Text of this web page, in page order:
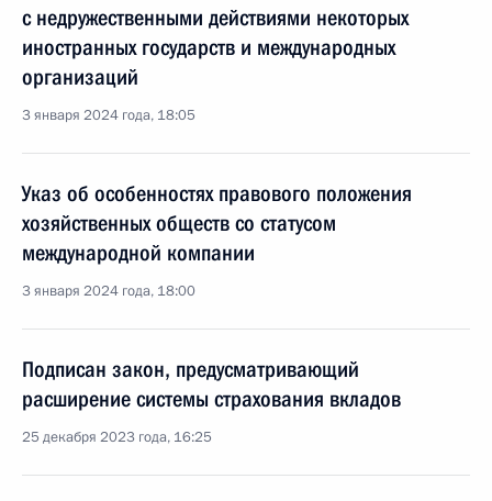
с недружественными действиями некоторых
иностранных государств и международных
организаций
3 января 2024 года, 18:05
Указ об особенностях правового положения
хозяйственных обществ со статусом
международной компании
3 января 2024 года, 18:00
Подписан закон, предусматривающий
расширение системы страхования вкладов
25 декабря 2023 года, 16:25